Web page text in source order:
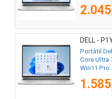
DELL -
Portátil
Core Ultra
Win11 Pro